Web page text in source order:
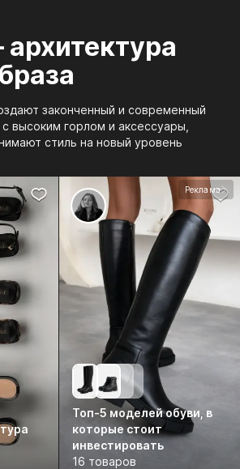
законченный и современный
высоким горлом и аксессуары,
стиль на новый уровень
Реклама
Топ-5 моделей обуви, в
которые стоит
инвестировать
16 товаров